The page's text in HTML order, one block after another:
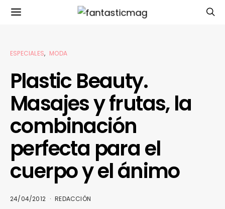
ESPECIALES MODA
Plastic Beauty.
Masajes y frutas, la
combinación
perfecta para el
cuerpo y el ánimo
24/04/2012 REDACCIÓN